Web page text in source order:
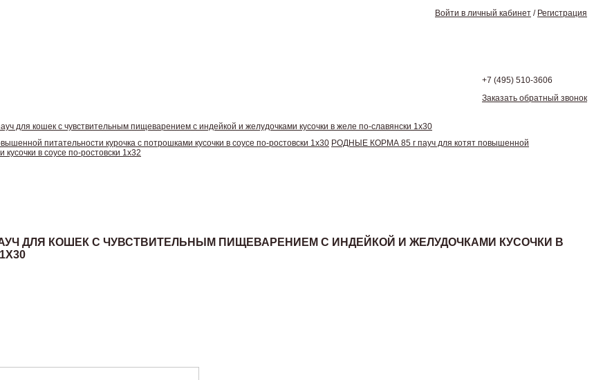
Войти в личный кабинет / Регистрация
+7 (495) 510-3606
Заказать обратный звонок
для кошек с чувствительным пищеварением с индейкой и желудочками кусочки в желе по-славянски 1х30
питательности курочка с потрошками кусочки в соусе по-ростовски 1х30 РОДНЫЕ КОРМА 85 г пауч для котят повышенной
в соусе по-ростовски 1х32
ДЛЯ КОШЕК С ЧУВСТВИТЕЛЬНЫМ ПИЩЕВАРЕНИЕМ С ИНДЕЙКОЙ И ЖЕЛУДОЧКАМИ КУСОЧКИ В